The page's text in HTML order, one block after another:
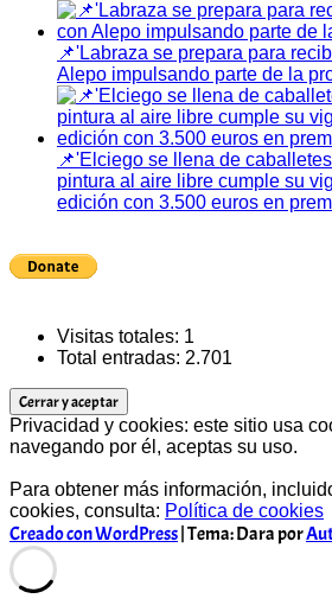
📌'Labraza se prepara para
Alepo impulsando parte de la
📌'Elciego se llena de
pintura al aire libre cumple su
edición con 3.500 euros en
Visitas totales: 1
Total entradas: 2.701
Privacidad y cookies: este sitio usa
navegando por él, aceptas su uso.
Para obtener más información,
cookies, consulta: Política de cookies
Creado con WordPress Tema: Dara por